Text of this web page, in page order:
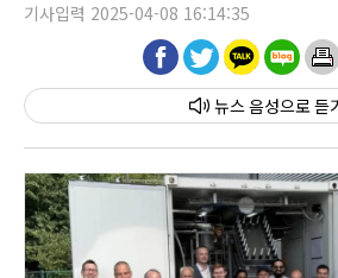
기사입력 2025-04-08 16:14:35
뉴스 음성